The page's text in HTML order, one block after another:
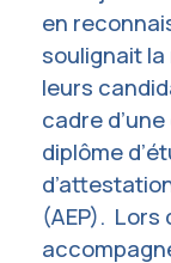
en
soulignait
leurs
cadre
diplôme
(AEP).